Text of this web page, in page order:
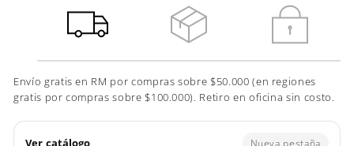
Envío gratis en RM por compras sobre $50.000 (en regiones
gratis por compras sobre $100.000). Retiro en oficina sin costo.
Nueva pestaña